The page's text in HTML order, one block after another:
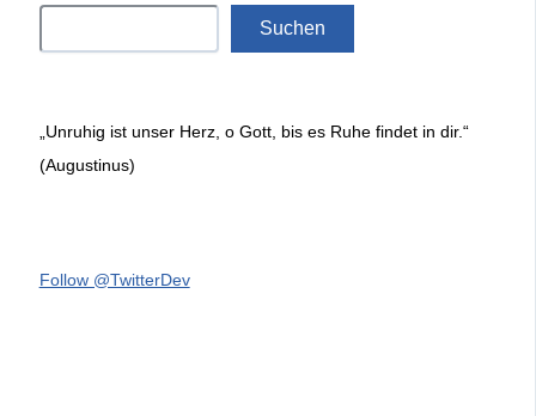
Suchen
„Unruhig ist unser Herz, o Gott, bis es Ruhe findet in dir.“
(Augustinus)
Follow @TwitterDev